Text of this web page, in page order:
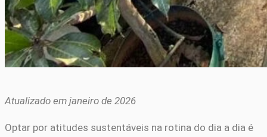
Atualizado em janeiro de 2026
Optar por atitudes sustentáveis na rotina do dia a dia é